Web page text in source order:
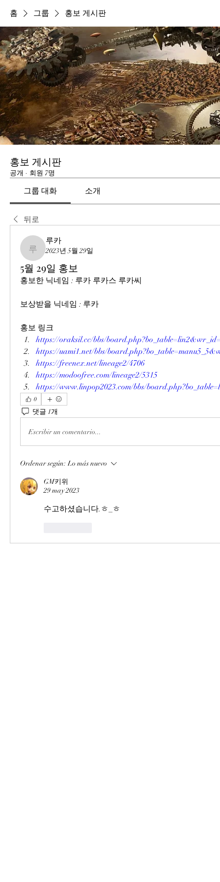
홈 그룹 홍보 게시판
홍보 게시판
공개 · 회원 7명
그룹 대화 소개
뒤로
루카
루카
2023년 5월 29일
5월 29일 홍보
홍보한 닉네임 : 루카 루카스 루카씨
보상받을 닉네임 : 루카
홍보 링크
https://oraksil.cc/bbs/
https://uami1.net/bbs/
https://freenex.net/lineage2/4706
https://modoofree.com/lineage2/5315
https://www.linpop2023.com/bbs/
0
댓글 1개
Escribir un comentario...
Ordenar según: Lo más nuevo
GM키위
29 may 2023
수고하셨습니다.ㅎ_ㅎ